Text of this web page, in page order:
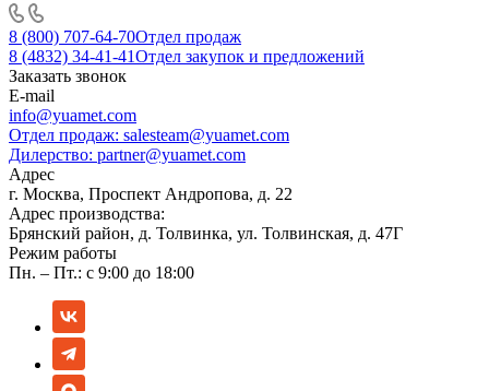
8 (800) 707-64-70Отдел продаж
8 (4832) 34-41-41Отдел закупок и предложений
Заказать звонок
E-mail
info@yuamet.com
Отдел продаж: salesteam@yuamet.com
Дилерство: partner@yuamet.com
Адрес
г. Москва, Проспект Андропова, д. 22
Адрес производства:
Брянский район, д. Толвинка, ул. Толвинская, д. 47Г
Режим работы
Пн. – Пт.: с 9:00 до 18:00